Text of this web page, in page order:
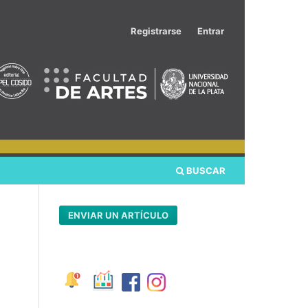
BUSCAR
Registrarse Entrar
ENVIAR UN ARTÍCULO